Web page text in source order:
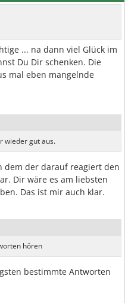
... na dann viel Glück im
Du Dir schenken. Die
mal eben mangelnde
wieder gut aus.
dem der darauf reagiert den
Dir wäre es am liebsten
Das ist mir auch klar.
hören
bestimmte Antworten